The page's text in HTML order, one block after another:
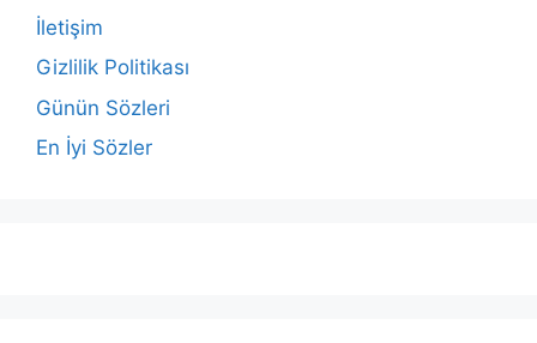
İletişim
Gizlilik Politikası
Günün Sözleri
En İyi Sözler